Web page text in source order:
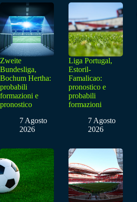
Zweite
Bundesliga,
Bochum Hertha:
probabili
formazioni e
pronostico
7 Agosto
2026
Liga Portugal,
Estoril-
Famalicao:
pronostico e
probabili
formazioni
7 Agosto
2026